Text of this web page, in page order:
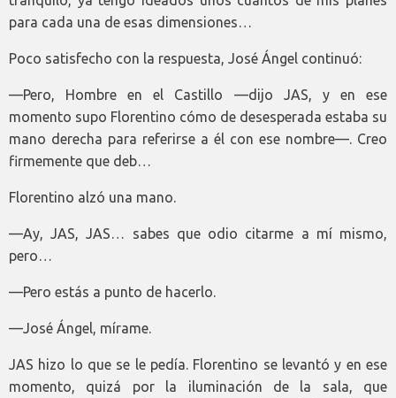
para cada una de esas dimensiones…
Poco satisfecho con la respuesta, José Ángel continuó:
—Pero, Hombre en el Castillo —dijo JAS, y en ese
momento supo Florentino cómo de desesperada estaba su
mano derecha para referirse a él con ese nombre—. Creo
firmemente que deb…
Florentino alzó una mano.
—Ay, JAS, JAS… sabes que odio citarme a mí mismo,
pero…
—Pero estás a punto de hacerlo.
—José Ángel, mírame.
JAS hizo lo que se le pedía. Florentino se levantó y en ese
momento, quizá por la iluminación de la sala, que